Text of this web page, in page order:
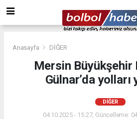
Anasayfa DİĞER
Mersin Büyükşehir
Gülnar’da
DİĞER
04.10.2025 - 15:27, Güncelleme: